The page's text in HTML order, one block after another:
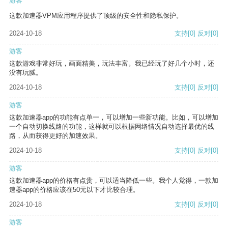
这款加速器VPM应用程序提供了顶级的安全性和隐私保护。
2024-10-18 支持[0] 反对[0]
游客
这款游戏非常好玩，画面精美，玩法丰富。我已经玩了好几个小时，还
没有玩腻。
2024-10-18
支持[0] 反对[0]
游客
这款加速器app的功能有点单一，可以增加一些新功能。比如，可以增加
一个自动切换线路的功能，这样就可以根据网络情况自动选择最优的线
路，从而获得更好的加速效果。
2024-10-18
支持[0] 反对[0]
游客
这款加速器app的价格有点贵，可以适当降低一些。我个人觉得，一款加
速器app的价格应该在50元以下才比较合理。
2024-10-18
支持[0] 反对[0]
游客